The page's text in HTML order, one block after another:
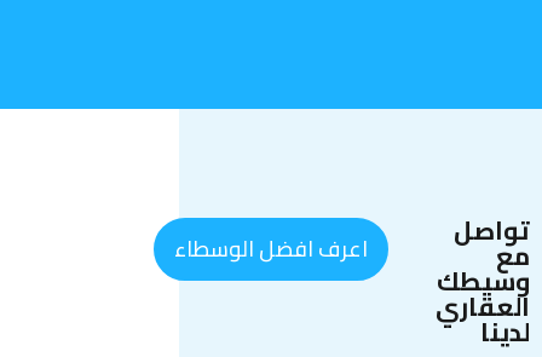
تواصل
مع
وسيطك
العقاري
لدينا
اعرف افضل الوسطاء